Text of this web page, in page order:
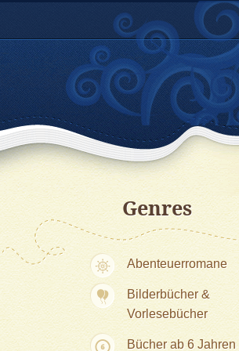
Genres
Abenteuerromane
Bilderbücher &
Vorlesebücher
Bücher ab 6 Jahren